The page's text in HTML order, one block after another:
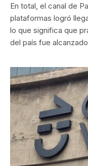
En total, el canal de
plataformas logró
lo que significa que
del país fue